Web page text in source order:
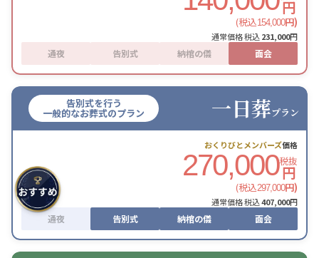
円
(税込154,000円)
通常価格 税込231,000円
通夜 告別式 納棺の儀 面会
告別式を行う
一般的なお葬式のプラン 一日葬プラン
おくりびとメンバーズ価格
270,000税抜
円
(税込297,000円)
通常価格 税込407,000円
通夜 告別式 納棺の儀 面会